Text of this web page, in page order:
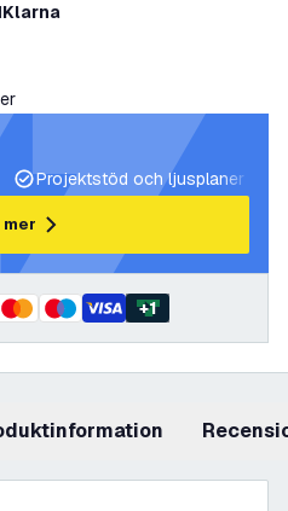
Klarna
Projektstöd och ljusplaner
mer
+1